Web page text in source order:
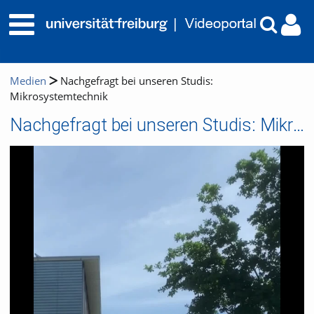
Medien
Nachgefragt bei unseren Studis:
Mikrosystemtechnik
Nachgefragt bei unseren Studis: Mikrosystemtechnik